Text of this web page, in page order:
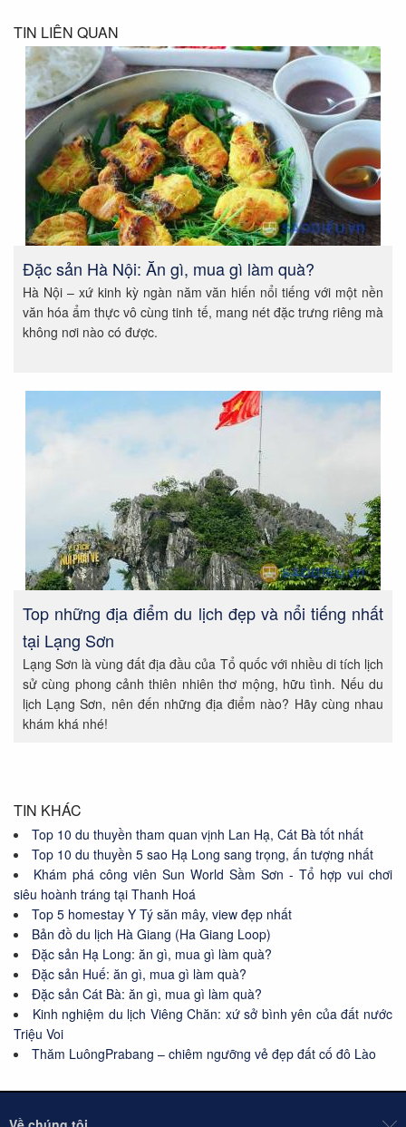
TIN LIÊN QUAN
Đặc sản Hà Nội: Ăn gì, mua gì làm quà?
Hà Nội – xứ kinh kỳ ngàn năm văn hiến nổi tiếng với một nền
văn hóa ẩm thực vô cùng tinh tế, mang nét đặc trưng riêng mà
không nơi nào có được.
Top những địa điểm du lịch đẹp và nổi tiếng nhất
tại Lạng Sơn
Lạng Sơn là vùng đất địa đầu của Tổ quốc với nhiều di tích lịch
sử cùng phong cảnh thiên nhiên thơ mộng, hữu tình. Nếu du
lịch Lạng Sơn, nên đến những địa điểm nào? Hãy cùng nhau
khám khá nhé!
TIN KHÁC
Top 10 du thuyền tham quan vịnh Lan Hạ, Cát Bà tốt nhất
Top 10 du thuyền 5 sao Hạ Long sang trọng, ấn tượng nhất
Khám phá công viên Sun World Sầm Sơn - Tổ hợp vui chơi
siêu hoành tráng tại Thanh Hoá
Top 5 homestay Y Tý săn mây, view đẹp nhất
Bản đồ du lịch Hà Giang (Ha Giang Loop)
Đặc sản Hạ Long: ăn gì, mua gì làm quà?
Đặc sản Huế: ăn gì, mua gì làm quà?
Đặc sản Cát Bà: ăn gì, mua gì làm quà?
Kinh nghiệm du lịch Viêng Chăn: xứ sở bình yên của đất nước
Triệu Voi
Thăm LuôngPrabang – chiêm ngưỡng vẻ đẹp đất cố đô Lào